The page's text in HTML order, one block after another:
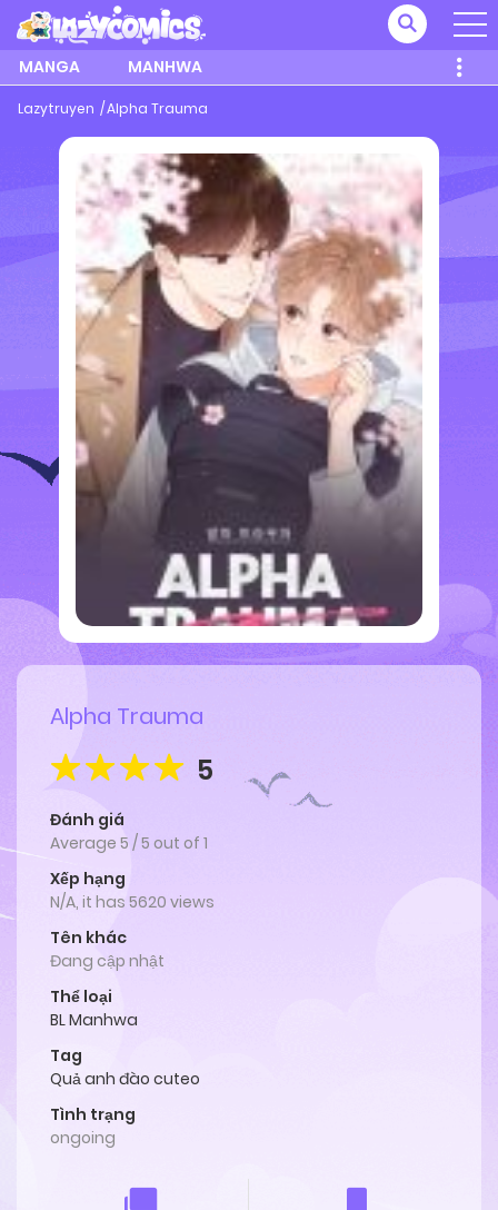
MANGA MANHWA
Lazytruyen Alpha Trauma
Alpha Trauma
5
Đánh giá
Average 5 /5 out of 1
Xếp hạng
N/A, it has 5620 views
Tên khác
Đang cập nhật
Thể loại
BL Manhwa
Tag
Quả anh đào cuteo
Tình trạng
ongoing